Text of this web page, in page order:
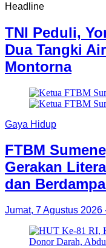
Headline
TNI Peduli,
Dua Tangki
Montorna
Gaya Hidup
FTBM
Gerakan
dan
Jumat, 7 Agustus 2026